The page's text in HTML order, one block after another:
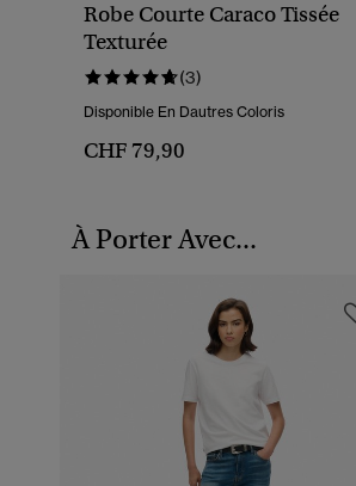
Robe Courte Caraco Tissée
Texturée
(3)
Disponible En Dautres Coloris
CHF 79,90
À Porter Avec...